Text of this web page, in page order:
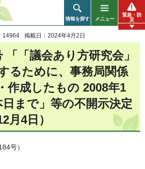
情報を探す メニュー
緊急・防
災
14964 掲載日：2024年4月2日
「「議会あり方研究会」
るために、事務局関係
作成したもの 2008年1
日まで」等の不開示決定
月4日）
号）